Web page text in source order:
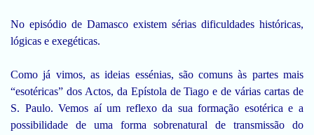
No episódio de Damasco existem sérias dificuldades históricas,
lógicas e exegéticas.
Como já vimos, as ideias essénias, são comuns às partes mais
“esotéricas” dos Actos, da Epístola de Tiago e de várias cartas de
S. Paulo. Vemos aí um reflexo da sua formação esotérica e a
possibilidade de uma forma sobrenatural de transmissão do